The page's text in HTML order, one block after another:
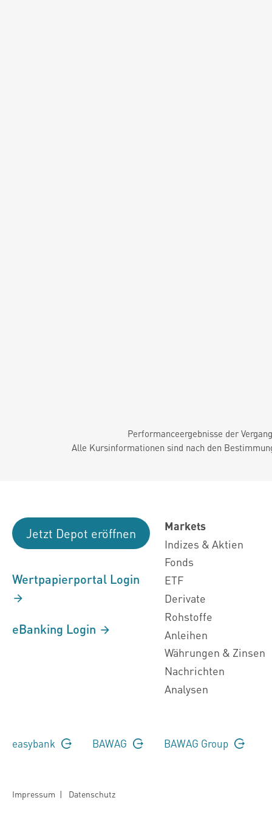
Performanceergebnisse der
Alle Kursinformationen sind nach den
Jetzt Depot eröffnen
Wertpapierportal Login
eBanking Login
Markets
Indizes & Aktien
Fonds
ETF
Derivate
Rohstoffe
Anleihen
Währungen & Zinsen
Nachrichten
Analysen
easybank BAWAG BAWAG Group
Impressum | Datenschutz